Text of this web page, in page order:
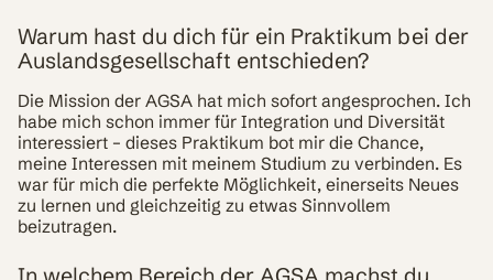
Warum hast du dich für ein Praktikum bei der
Auslandsgesellschaft entschieden?
Die Mission der AGSA hat mich sofort angesprochen. Ich
habe mich schon immer für Integration und Diversität
interessiert – dieses Praktikum bot mir die Chance,
meine Interessen mit meinem Studium zu verbinden. Es
war für mich die perfekte Möglichkeit, einerseits Neues
zu lernen und gleichzeitig zu etwas Sinnvollem
beizutragen.